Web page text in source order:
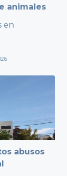
animales
en
abusos